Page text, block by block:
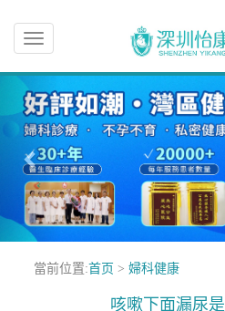
Toggle
navigation
當前位置:首页 > 婦科健康
咳嗽下面漏尿